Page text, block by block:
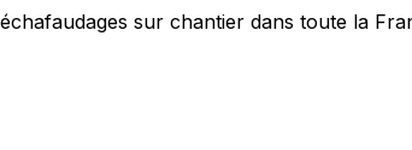
sur chantier dans toute la